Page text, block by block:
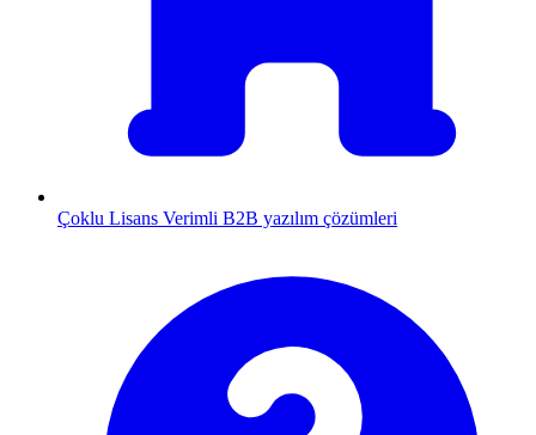
Çoklu Lisans Verimli B2B yazılım çözümleri